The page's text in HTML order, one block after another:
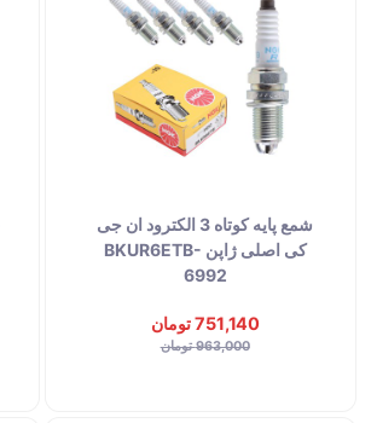
شمع پایه کوتاه 3 الکترود ان جی
کی اصلی ژاپن BKUR6ETB-
6992
751,140 تومان
963,000 تومان